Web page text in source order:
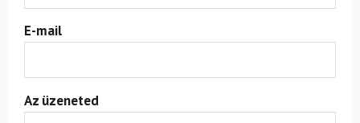
E-mail
Az üzeneted